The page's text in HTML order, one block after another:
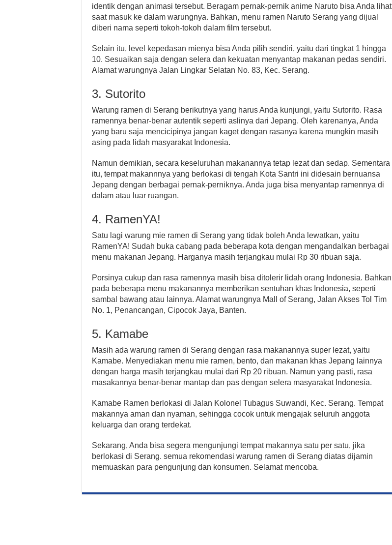
identik dengan animasi tersebut. Beragam pernak-pernik anime Naruto bisa Anda lihat
saat masuk ke dalam warungnya. Bahkan, menu ramen Naruto Serang yang dijual
diberi nama seperti tokoh-tokoh dalam film tersebut.
Selain itu, level kepedasan mienya bisa Anda pilih sendiri, yaitu dari tingkat 1 hingga
10. Sesuaikan saja dengan selera dan kekuatan menyantap makanan pedas sendiri.
Alamat warungnya Jalan Lingkar Selatan No. 83, Kec. Serang.
3. Sutorito
Warung ramen di Serang berikutnya yang harus Anda kunjungi, yaitu Sutorito. Rasa
ramennya benar-benar autentik seperti aslinya dari Jepang. Oleh karenanya, Anda
yang baru saja mencicipinya jangan kaget dengan rasanya karena mungkin masih
asing pada lidah masyarakat Indonesia.
Namun demikian, secara keseluruhan makanannya tetap lezat dan sedap. Sementara
itu, tempat makannnya yang berlokasi di tengah Kota Santri ini didesain bernuansa
Jepang dengan berbagai pernak-perniknya. Anda juga bisa menyantap ramennya di
dalam atau luar ruangan.
4. RamenYA!
Satu lagi warung mie ramen di Serang yang tidak boleh Anda lewatkan, yaitu
RamenYA! Sudah buka cabang pada beberapa kota dengan mengandalkan berbagai
menu makanan Jepang. Harganya masih terjangkau mulai Rp 30 ribuan saja.
Porsinya cukup dan rasa ramennya masih bisa ditolerir lidah orang Indonesia. Bahkan
pada beberapa menu makanannya memberikan sentuhan khas Indonesia, seperti
sambal bawang atau lainnya. Alamat warungnya Mall of Serang, Jalan Akses Tol Tim
No. 1, Penancangan, Cipocok Jaya, Banten.
5. Kamabe
Masih ada warung ramen di Serang dengan rasa makanannya super lezat, yaitu
Kamabe. Menyediakan menu mie ramen, bento, dan makanan khas Jepang lainnya
dengan harga masih terjangkau mulai dari Rp 20 ribuan. Namun yang pasti, rasa
masakannya benar-benar mantap dan pas dengan selera masyarakat Indonesia.
Kamabe Ramen berlokasi di Jalan Kolonel Tubagus Suwandi, Kec. Serang. Tempat
makannya aman dan nyaman, sehingga cocok untuk mengajak seluruh anggota
keluarga dan orang terdekat.
Sekarang, Anda bisa segera mengunjungi tempat makannya satu per satu, jika
berlokasi di Serang. semua rekomendasi warung ramen di Serang diatas dijamin
memuaskan para pengunjung dan konsumen. Selamat mencoba.